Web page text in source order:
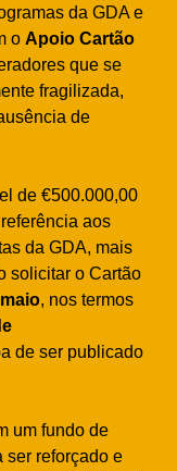
da GDA e
o Apoio Cartão
que se
fragilizada,
de
de €500.000,00
aos
da GDA, mais
solicitar o Cartão
, nos termos
de ser publicado
um fundo de
ser reforçado e